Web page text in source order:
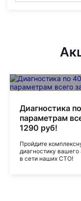
Диагностика
параметрам
1290 руб!
Пройдите
диагностику
в сети наших СТО!